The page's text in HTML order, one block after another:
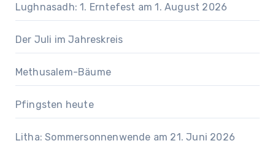
Lughnasadh: 1. Erntefest am 1. August 2026
Der Juli im Jahreskreis
Methusalem-Bäume
Pfingsten heute
Litha: Sommersonnenwende am 21. Juni 2026